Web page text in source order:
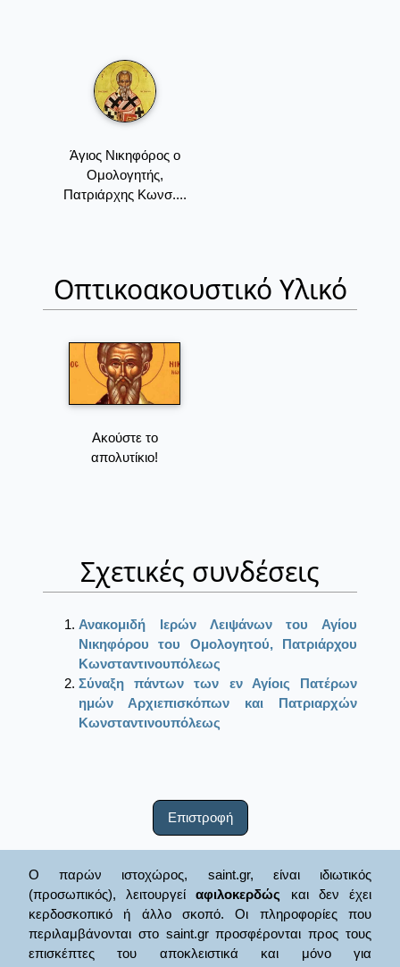
Άγιος Νικηφόρος ο
Ομολογητής,
Πατριάρχης Κωνσ....
Οπτικοακουστικό Υλικό
Ακούστε το
απολυτίκιο!
Σχετικές συνδέσεις
Ανακομιδή Ιερών Λειψάνων του Αγίου
Νικηφόρου του Ομολογητού, Πατριάρχου
Κωνσταντινουπόλεως
Σύναξη πάντων των εν Αγίοις Πατέρων
ημών Αρχιεπισκόπων και Πατριαρχών
Κωνσταντινουπόλεως
Επιστροφή
Ο παρών ιστοχώρος, saint.gr, είναι ιδιωτικός
(προσωπικός), λειτουργείαφιλοκερδώς και δεν έχει
κερδοσκοπικό ή άλλο σκοπό. Οι πληροφορίες που
περιλαμβάνονται στο saint.gr προσφέρονται προς τους
επισκέπτες του αποκλειστικά και μόνο για